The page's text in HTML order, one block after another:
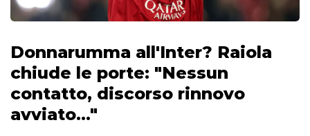
Donnarumma all'Inter? Raiola
chiude le porte: "Nessun
contatto, discorso rinnovo
avviato..."